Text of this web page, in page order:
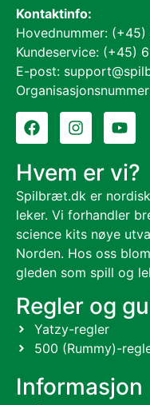
Kontaktinfo:
Hovednummer:
Kundeservice: (+45)
E-post:
Hvem er vi?
Spilbræt.dk er
leker. Vi forhandler
science kits nøye
Norden. Hos oss
gleden som spill og
Regler og
Yatzy-regler
500 (Rummy)-
Informasjon